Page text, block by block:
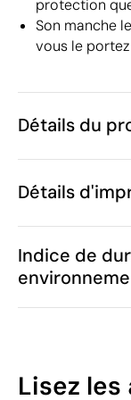
protection
Son manche
vous le
Détails du
Code du produit
Poids
depuis
Détails
Indice de
Lisez les